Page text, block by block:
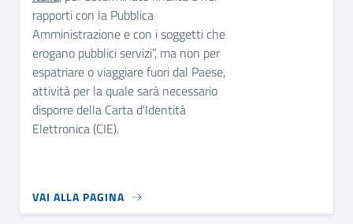
rapporti con la Pubblica
Amministrazione e con i soggetti che
erogano pubblici servizi”, ma non per
espatriare o viaggiare fuori dal Paese,
attività per la quale sarà necessario
disporre della Carta d'Identità
Elettronica (CIE).
VAI ALLA PAGINA